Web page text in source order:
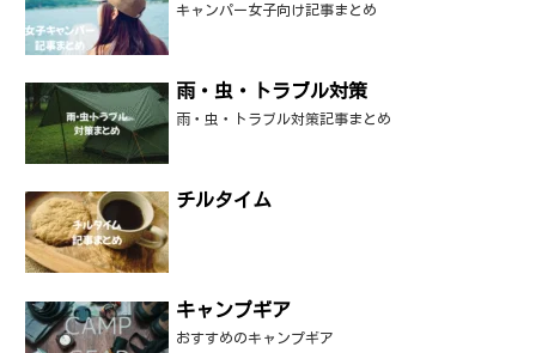
キャンパー女子向け記事まとめ
雨・虫・トラブル対策
雨・虫・トラブル対策記事まとめ
チルタイム
キャンプギア
おすすめのキャンプギア